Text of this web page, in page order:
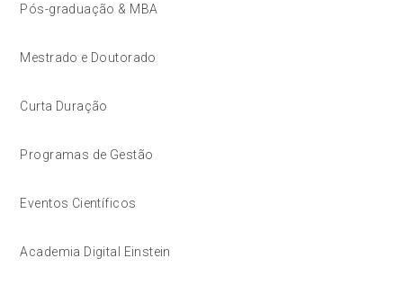
Pós-graduação & MBA
Mestrado e Doutorado
Curta Duração
Programas de Gestão
Eventos Científicos
Academia Digital Einstein